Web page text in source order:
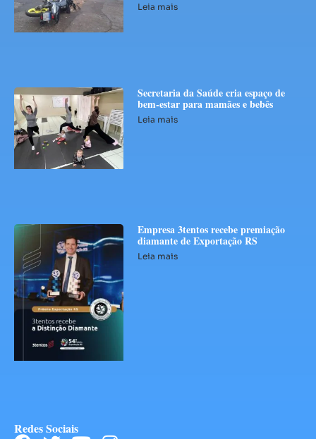
Leia mais
Secretaria da Saúde cria espaço de
bem-estar para mamães e bebês
Leia mais
Empresa 3tentos recebe premiação
diamante de Exportação RS
Leia mais
Redes Sociais